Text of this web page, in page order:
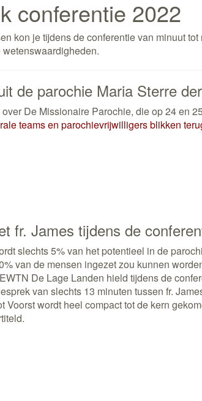
conferentie 2022
kon je tijdens de conferentie van minuut
de parochie Maria Sterre
De Missionaire Parochie, die op 24 en
teams en parochievrijwilligers blikken
fr. James tijdens de
slechts 5% van het potentieel in de
van de mensen ingezet zou kunnen
De Lage Landen hield tijdens de
van slechts 13 minuten tussen fr.
Voorst wordt heel compact tot de kern